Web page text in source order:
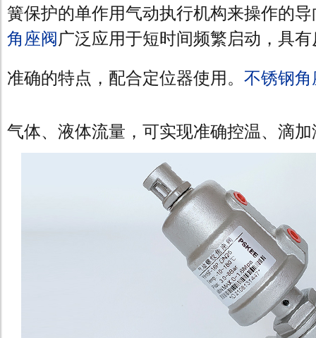
簧保护的单作用气动执行机构来操作的
角座阀广泛应用于短时间频繁启动，具
准确的特点，配合定位器使用。 不锈钢角
气体、液体流量，可实现准确控温、滴